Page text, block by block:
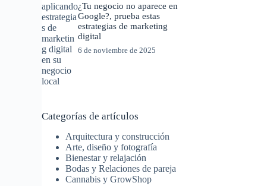
¿Tu negocio no aparece en
Google?, prueba estas
estrategias de marketing
digital
6 de noviembre de 2025
Categorías de artículos
Arquitectura y construcción
Arte, diseño y fotografía
Bienestar y relajación
Bodas y Relaciones de pareja
Cannabis y GrowShop